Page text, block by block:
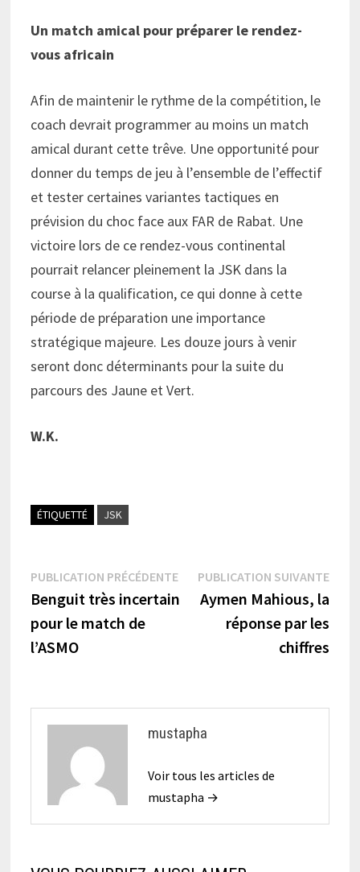
Un match amical pour préparer le rendez-
vous africain
Afin de maintenir le rythme de la compétition, le
coach devrait programmer au moins un match
amical durant cette trêve. Une opportunité pour
donner du temps de jeu à l’ensemble de l’effectif
et tester certaines variantes tactiques en
prévision du choc face aux FAR de Rabat. Une
victoire lors de ce rendez-vous continental
pourrait relancer pleinement la JSK dans la
course à la qualification, ce qui donne à cette
période de préparation une importance
stratégique majeure. Les douze jours à venir
seront donc déterminants pour la suite du
parcours des Jaune et Vert.
W.K.
ÉTIQUETTÉ JSK
Navigation
de
l’article
PUBLICATION PRÉCÉDENTEPublication
précédente :
Benguit très incertain
pour le match de
l’ASMO
PUBLICATION SUIVANTE
Aymen Mahious, la
réponse par les
chiffres
mustapha
Voir tous les articles de
mustapha →